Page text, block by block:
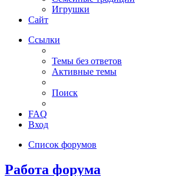
Игрушки
Сайт
Ссылки
Темы без ответов
Активные темы
Поиск
FAQ
Вход
Список форумов
Работа форума